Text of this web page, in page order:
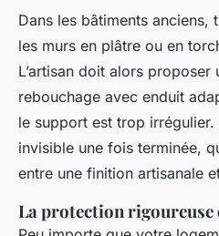
Dans les bâtiments anciens,
les murs en plâtre ou en
L’artisan doit alors
rebouchage avec enduit
le support est trop irrégulier.
invisible une fois terminée,
entre une finition artisanale
La protection rigoureuse